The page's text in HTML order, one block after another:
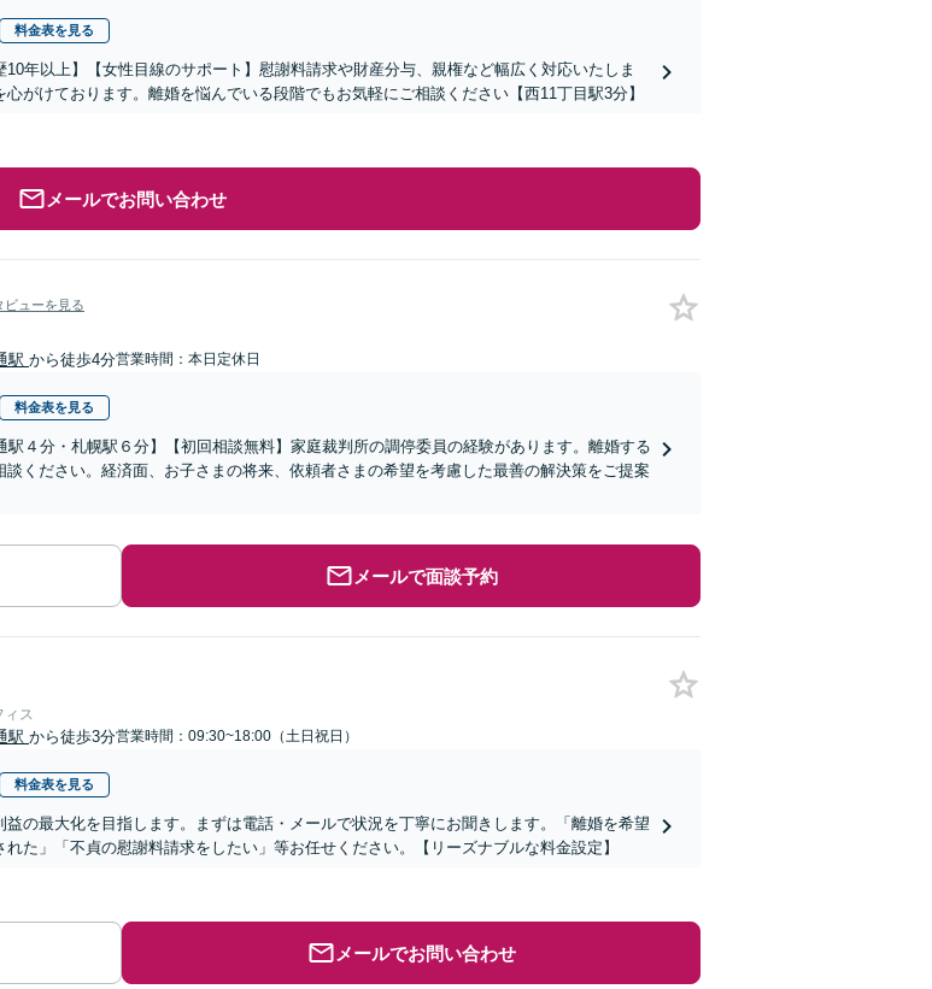
料金表を見る
10年以上】【女性目線のサポート】慰謝料請求や財産分与、親権など幅広く対応いたしま
がけております。離婚を悩んでいる段階でもお気軽にご相談ください【西11丁目駅3分】
メールでお問い合わせ
ビューを見る
駅 から徒歩4分営業時間：本日定休日
料金表を見る
駅４分・札幌駅６分】【初回相談無料】家庭裁判所の調停委員の経験があります。離婚する
ください。経済面、お子さまの将来、依頼者さまの希望を考慮した最善の解決策をご提案
メールで面談予約
ィス
駅 から徒歩3分営業時間：09:30~18:00（土日祝日）
料金表を見る
益の最大化を目指します。まずは電話・メールで状況を丁寧にお聞きします。「離婚を希望
た」「不貞の慰謝料請求をしたい」等お任せください。【リーズナブルな料金設定】
メールでお問い合わせ